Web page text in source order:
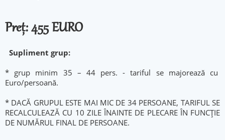
Preț: 455 EURO
Supliment grup:
* grup minim 35 – 44 pers. - tariful se majorează cu
Euro/persoană.
* DACĂ GRUPUL ESTE MAI MIC DE 34 PERSOANE, TARIFUL SE
RECALCULEAZĂ CU 10 ZILE ÎNAINTE DE PLECARE ÎN FUNCȚIE
DE NUMĂRUL FINAL DE PERSOANE.